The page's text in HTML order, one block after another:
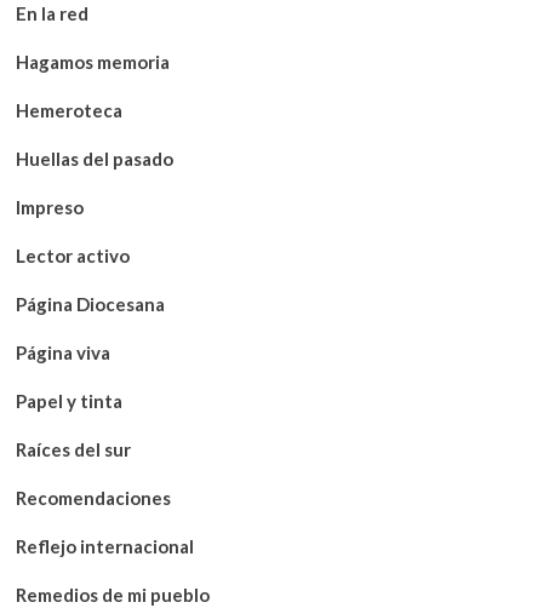
En la red
Hagamos memoria
Hemeroteca
Huellas del pasado
Impreso
Lector activo
Página Diocesana
Página viva
Papel y tinta
Raíces del sur
Recomendaciones
Reflejo internacional
Remedios de mi pueblo